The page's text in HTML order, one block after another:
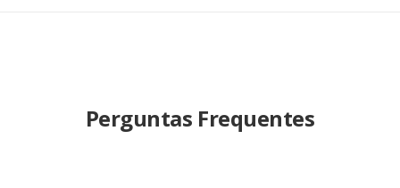
Perguntas Frequentes